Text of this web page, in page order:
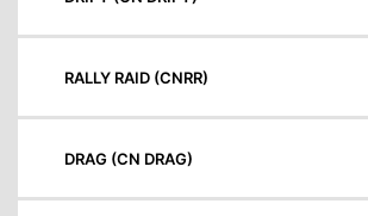
RALLY RAID (CNRR)
DRAG (CN DRAG)